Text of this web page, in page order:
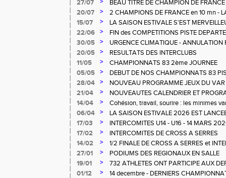
27/07
BEAU TITRE DE CHAMPION DE
CHARNOIS aux ELITES à ALBI
20/07 >
2 CHAMPIONS DE FRANCE en 10 mn -
MERVEILLEUSEMENT BIEN
15/07 >
LA SAISON ESTIVALE S'EST
POUR NOS U14 - U16
22/06 >
FIN des COMPETITIONS PISTE
REGIONALES
30/05 >
URGENCE CLIMATIQUE - ANNULATION
20/05
>
RESULTATS DES INTERCLUBS
11/05
>
CHAMPIONNATS 83 2ème JOURNEE
05/05
>
DEBUT DE NOS CHAMPIONNATS 83
28/04
>
NOUVEAU PROGRAMME JEUX DU VAR
21/04
>
NOUVEAUTES CALENDRIER ET
14/04
>
Cohésion, travail, sourire : les minimes
06/04
>
LA SAISON ESTIVALE 2026 EST
LA.
17/03 >
INTERCOMITES U14 - U16 - 14 MARS
17/02
>
INTERCOMITES DE CROSS A SERRES
14/02
>
1/2 FINALE DE CROSS A SERRES et
27/01
>
PODIUMS DES REGIONAUX EN SALLE
19/01
>
732 ATHLETES ONT PARTICIPE AUX
CROSS à LA CRAU
01/12 >
14 decembre - DERNIERS